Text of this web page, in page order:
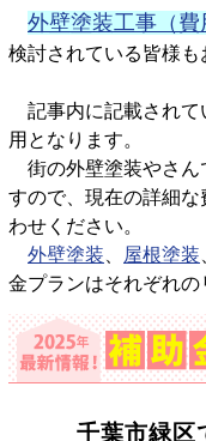
外壁塗装工事（費
検討されている皆様も
記事内に記載されて
用となります。
街の外壁塗装やさん
すので、現在の詳細
わせください。
外壁塗装、 屋根塗装
金プランはそれぞれの
千葉市緑区